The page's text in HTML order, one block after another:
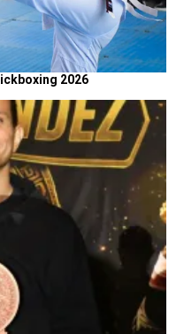
2026